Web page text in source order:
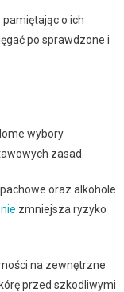
o ich
po sprawdzone i
wybory
zasad.
oraz alkohole
zmniejsza ryzyko
na zewnętrzne
przed szkodliwymi